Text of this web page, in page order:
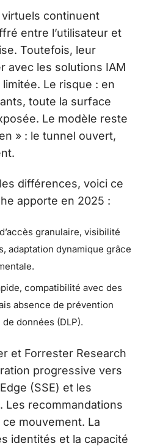
continuent
entre l’utilisateur et
Toutefois, leur
avec les solutions IAM
Le risque : en
toute la surface
Le modèle reste
» : le tunnel ouvert,
différences, voici ce
apporte en 2025 :
granulaire, visibilité
adaptation dynamique grâce
compatibilité avec des
absence de prévention
données (DLP).
et Forrester Research
progressive vers
(SSE) et les
Les recommandations
mouvement. La
identités et la capacité